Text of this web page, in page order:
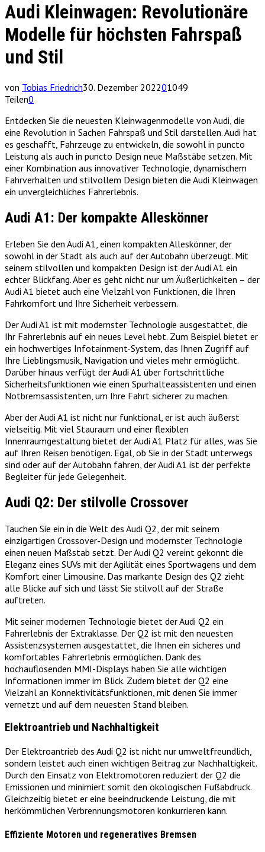
Audi Kleinwagen: Revolutionäre
Modelle für höchsten Fahrspaß
und Stil
von Tobias Friedrich30. Dezember 202201049
Teilen0
Entdecken Sie die neuesten Kleinwagenmodelle von Audi, die
eine Revolution in Sachen Fahrspaß und Stil darstellen. Audi hat
es geschafft, Fahrzeuge zu entwickeln, die sowohl in puncto
Leistung als auch in puncto Design neue Maßstäbe setzen. Mit
einer Kombination aus innovativer Technologie, dynamischem
Fahrverhalten und stilvollem Design bieten die Audi Kleinwagen
ein unvergleichliches Fahrerlebnis.
Audi A1: Der kompakte Alleskönner
Erleben Sie den Audi A1, einen kompakten Alleskönner, der
sowohl in der Stadt als auch auf der Autobahn überzeugt. Mit
seinem stilvollen und kompakten Design ist der Audi A1 ein
echter Blickfang. Aber es geht nicht nur um Äußerlichkeiten – der
Audi A1 bietet auch eine Vielzahl von Funktionen, die Ihren
Fahrkomfort und Ihre Sicherheit verbessern.
Der Audi A1 ist mit modernster Technologie ausgestattet, die
Ihr Fahrerlebnis auf ein neues Level hebt. Zum Beispiel bietet er
ein hochwertiges Infotainment-System, das Ihnen Zugriff auf
Ihre Lieblingsmusik, Navigation und vieles mehr ermöglicht.
Darüber hinaus verfügt der Audi A1 über fortschrittliche
Sicherheitsfunktionen wie einen Spurhalteassistenten und einen
Notbremsassistenten, um Ihre Fahrt sicherer zu machen.
Aber der Audi A1 ist nicht nur funktional, er ist auch äußerst
vielseitig. Mit viel Stauraum und einer flexiblen
Innenraumgestaltung bietet der Audi A1 Platz für alles, was Sie
auf Ihren Reisen benötigen. Egal, ob Sie in der Stadt unterwegs
sind oder auf der Autobahn fahren, der Audi A1 ist der perfekte
Begleiter für jede Gelegenheit.
Audi Q2: Der stilvolle Crossover
Tauchen Sie ein in die Welt des Audi Q2, der mit seinem
einzigartigen Crossover-Design und modernster Technologie
einen neuen Maßstab setzt. Der Audi Q2 vereint gekonnt die
Eleganz eines SUVs mit der Agilität eines Sportwagens und dem
Komfort einer Limousine. Das markante Design des Q2 zieht
alle Blicke auf sich und lässt Sie stilvoll auf der Straße
auftreten.
Mit seiner modernen Technologie bietet der Audi Q2 ein
Fahrerlebnis der Extraklasse. Der Q2 ist mit den neuesten
Assistenzsystemen ausgestattet, die Ihnen ein sicheres und
komfortables Fahrerlebnis ermöglichen. Dank des
hochauflösenden MMI-Displays haben Sie alle wichtigen
Informationen immer im Blick. Zudem bietet der Q2 eine
Vielzahl an Konnektivitätsfunktionen, mit denen Sie immer
vernetzt und auf dem neuesten Stand bleiben.
Elektroantrieb und Nachhaltigkeit
Der Elektroantrieb des Audi Q2 ist nicht nur umweltfreundlich,
sondern leistet auch einen wichtigen Beitrag zur Nachhaltigkeit.
Durch den Einsatz von Elektromotoren reduziert der Q2 die
Emissionen und minimiert somit den ökologischen Fußabdruck.
Gleichzeitig bietet er eine beeindruckende Leistung, die mit
herkömmlichen Verbrennungsmotoren konkurrieren kann.
Effiziente Motoren und regeneratives Bremsen